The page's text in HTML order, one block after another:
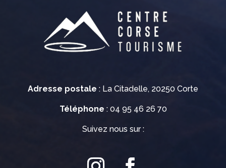
Adresse postale : La Citadelle, 20250 Corte
Téléphone : 04 95 46 26 70
Suivez nous sur :